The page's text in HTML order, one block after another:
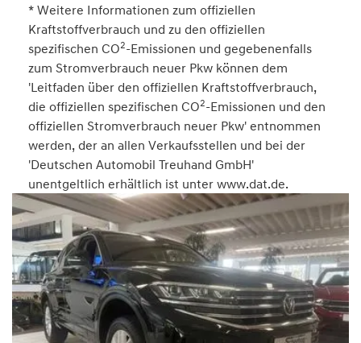
* Weitere Informationen zum offiziellen
Kraftstoffverbrauch und zu den offiziellen
spezifischen CO2-Emissionen und gegebenenfalls
zum Stromverbrauch neuer Pkw können dem
'Leitfaden über den offiziellen Kraftstoffverbrauch,
die offiziellen spezifischen CO2-Emissionen und den
offiziellen Stromverbrauch neuer Pkw' entnommen
werden, der an allen Verkaufsstellen und bei der
'Deutschen Automobil Treuhand GmbH'
unentgeltlich erhältlich ist unter www.dat.de.